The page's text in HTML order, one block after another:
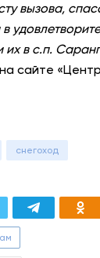
вызова,
их в с.п.
сайте
снегоход